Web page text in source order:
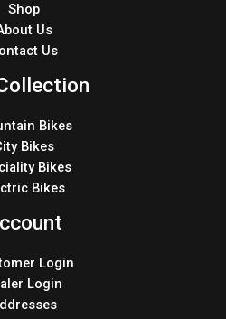
Shop
Us
Us
Bikes
Bikes
Bikes
Bikes
Login
Login